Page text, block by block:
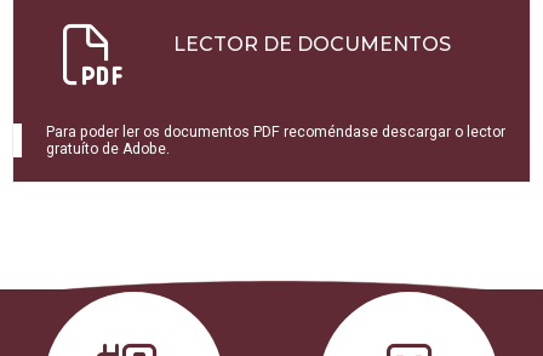
LECTOR DE DOCUMENTOS
Para poder ler os documentos PDF recoméndase descargar o lector
gratuíto de Adobe.